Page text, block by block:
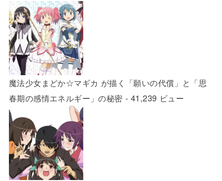
魔法少女まどか☆マギカ が描く「願いの代償」と「思
春期の感情エネルギー」の秘密 - 41,239 ビュー